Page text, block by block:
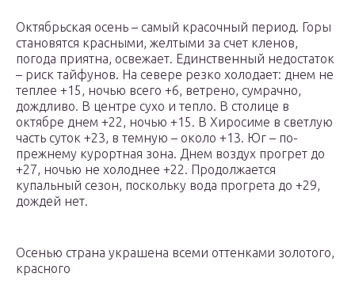
Октябрьская осень – самый красочный период. Горы
становятся красными, желтыми за счет кленов,
погода приятна, освежает. Единственный недостаток
– риск тайфунов. На севере резко холодает: днем не
теплее +15, ночью всего +6, ветрено, сумрачно,
дождливо. В центре сухо и тепло. В столице в
октябре днем +22, ночью +15. В Хиросиме в светлую
часть суток +23, в темную – около +13. Юг – по-
прежнему курортная зона. Днем воздух прогрет до
+27, ночью не холоднее +22. Продолжается
купальный сезон, поскольку вода прогрета до +29,
дождей нет.
Осенью страна украшена всеми оттенками золотого,
красного